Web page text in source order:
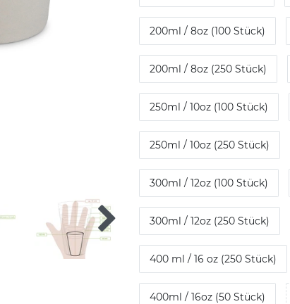
200ml / 8oz (100 Stück)
200ml / 8oz (250 Stück)
250ml / 10oz (100 Stück)
250ml / 10oz (250 Stück)
300ml / 12oz (100 Stück)
300ml / 12oz (250 Stück)
400 ml / 16 oz (250 Stück)
400ml / 16oz (50 Stück)